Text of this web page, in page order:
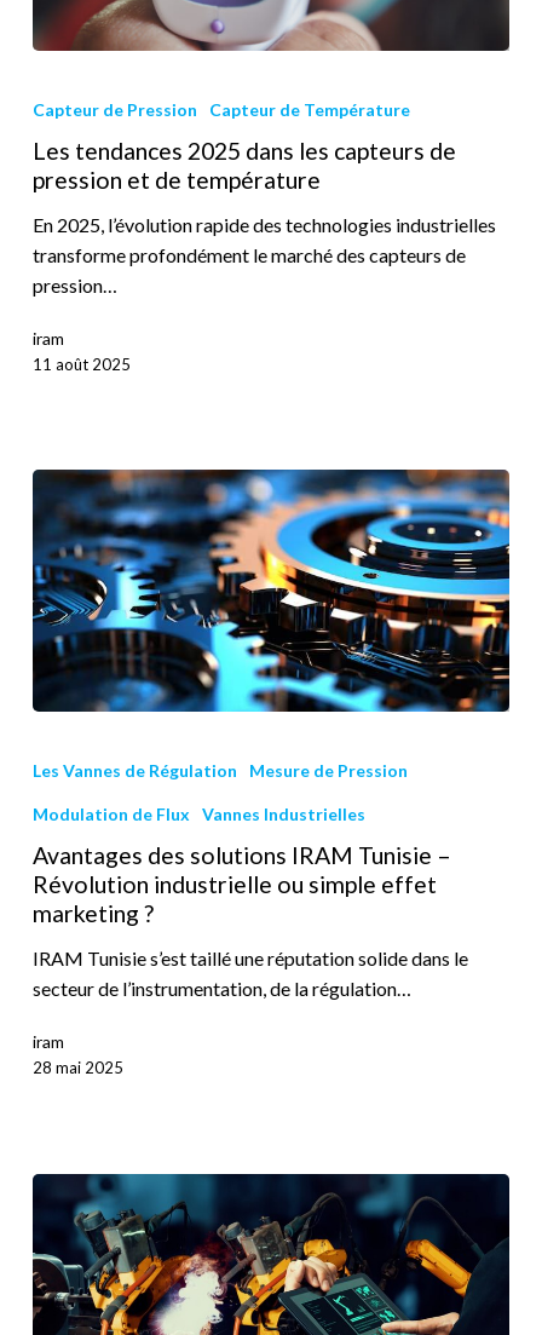
Capteur de Pression Capteur de Température
Les tendances 2025 dans les capteurs de
pression et de température
En 2025, l’évolution rapide des technologies industrielles
transforme profondément le marché des capteurs de
pression…
iram
11 août 2025
Les Vannes de Régulation Mesure de Pression
Modulation de Flux Vannes Industrielles
Avantages des solutions IRAM Tunisie –
Révolution industrielle ou simple effet
marketing ?
IRAM Tunisie s’est taillé une réputation solide dans le
secteur de l’instrumentation, de la régulation…
iram
28 mai 2025